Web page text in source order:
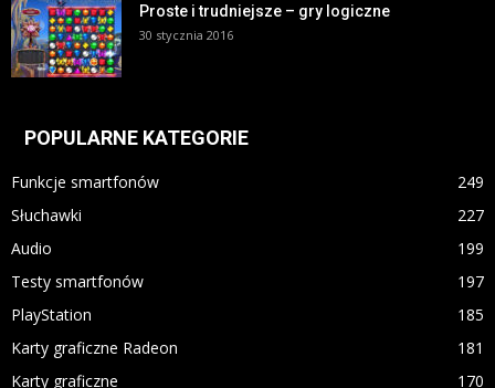
Proste i trudniejsze – gry logiczne
30 stycznia 2016
POPULARNE KATEGORIE
Funkcje smartfonów
249
Słuchawki
227
Audio
199
Testy smartfonów
197
PlayStation
185
Karty graficzne Radeon
181
Karty graficzne
170